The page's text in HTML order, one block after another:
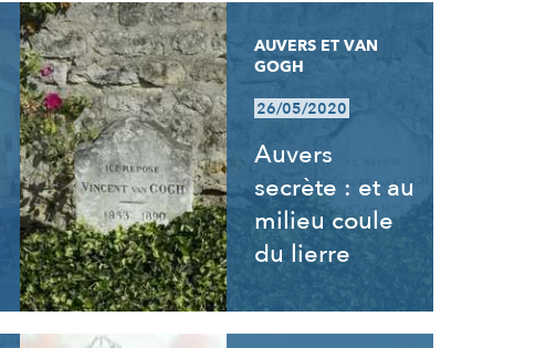
AUVERS ET VAN
GOGH
26/05/2020
Auvers
secrète : et au
milieu coule
du lierre